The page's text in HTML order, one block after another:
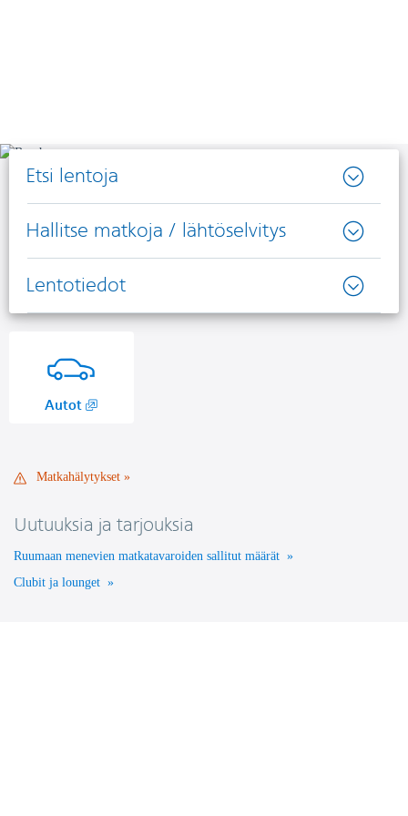
Etsi lentoja
Hallitse matkoja / lähtöselvitys
Lentotiedot
Autot
,
new
Matkahälytykset Matkahälytykset
Uutuuksia ja tarjouksia
Ruumaan menevien matkatavaroiden sallitut määrät
Clubit ja lounget